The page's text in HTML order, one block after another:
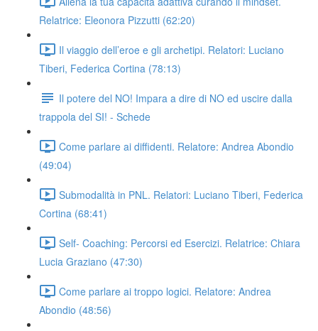
Relatrice: Eleonora Pizzutti (62:20)
Il viaggio dell’eroe e gli archetipi. Relatori: Luciano
Tiberi, Federica Cortina (78:13)
Il potere del NO! Impara a dire di NO ed uscire dalla
trappola del SI! - Schede
Come parlare ai diffidenti. Relatore: Andrea Abondio
(49:04)
Submodalità in PNL. Relatori: Luciano Tiberi, Federica
Cortina (68:41)
Self- Coaching: Percorsi ed Esercizi. Relatrice: Chiara
Lucia Graziano (47:30)
Come parlare ai troppo logici. Relatore: Andrea
Abondio (48:56)